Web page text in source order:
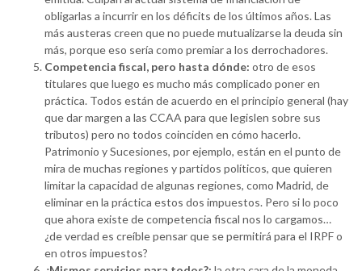
obligarlas a incurrir en los déficits de los últimos años. Las
más austeras creen que no puede mutualizarse la deuda sin
más, porque eso sería como premiar a los derrochadores.
Competencia fiscal, pero hasta dónde: otro de esos
titulares que luego es mucho más complicado poner en
práctica. Todos están de acuerdo en el principio general (hay
que dar margen a las CCAA para que legislen sobre sus
tributos) pero no todos coinciden en cómo hacerlo.
Patrimonio y Sucesiones, por ejemplo, están en el punto de
mira de muchas regiones y partidos políticos, que quieren
limitar la capacidad de algunas regiones, como Madrid, de
eliminar en la práctica estos dos impuestos. Pero si lo poco
que ahora existe de competencia fiscal nos lo cargamos…
¿de verdad es creíble pensar que se permitirá para el IRPF o
en otros impuestos?